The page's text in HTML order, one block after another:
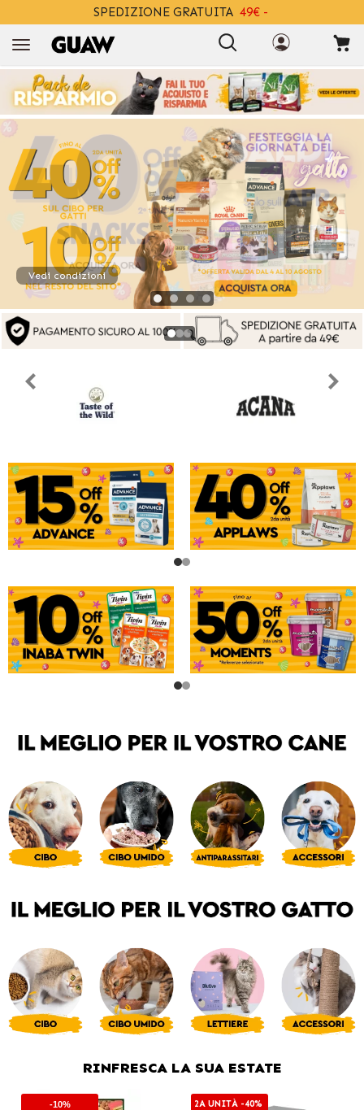
SPEDIZIONE GRATUITA 49€ -
Vedi condizioni
RINFRESCA LA SUA ESTATE
-10% 2A UNITÀ -40%